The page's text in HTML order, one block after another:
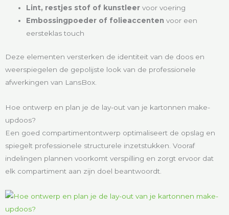
Lint, restjes stof of kunstleer voor voering
Embossingpoeder of folieaccenten voor een
eersteklas touch
Deze elementen versterken de identiteit van de doos en
weerspiegelen de gepolijste look van de professionele
afwerkingen van LansBox.
Hoe ontwerp en plan je de lay-out van je kartonnen make-
updoos?
Een goed compartimentontwerp optimaliseert de opslag en
spiegelt professionele structurele inzetstukken. Vooraf
indelingen plannen voorkomt verspilling en zorgt ervoor dat
elk compartiment aan zijn doel beantwoordt.